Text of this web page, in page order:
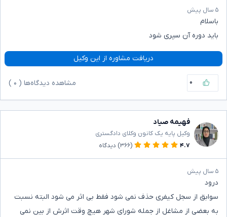
۵ سال پیش
باسلام
باید دوره آن سپری شود
دریافت مشاوره از این وکیل
۰ مشاهده دیدگاه‌ها ( ۰
فهیمه صیاد
وکیل پایه یک کانون وکلای دادگستری
۴.۷
(۳۶۶) دیدگاه
۵ سال پیش
درود
سوابق از سجل کیفری حذف نمی شود فقط بی اثر می شود البته نسبت
به بعضی از مشاغل از جمله شورای شهر هیچ وقت اثرش از بین نمی